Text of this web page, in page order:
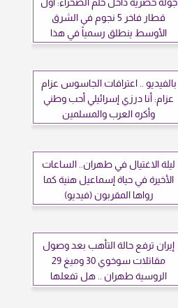
جولة حصرية داخل حلم الصحراء: أول
قطار فاخر 5 نجوم في الشرق
الأوسط ينطلق رسمياً في هذا
بالفيديو .. اعترافات الجاسوس عزام
عزام: أنا درزي إسرائيلي أحب وطني
وأكره العرب والمسلمين
ليلة الاغتيال في طهران.. الساعات
الأخيرة في حياة إسماعيل هنية كما
رواها المقربون (فيديو)
إيران ترفع حالة التأهب بعد وصول
مقاتلات سوخوي 30 وميغ 29
الروسية طهران .. هل تفعلها